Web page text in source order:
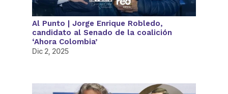
Al Punto | Jorge Enrique Robledo,
candidato al Senado de la coalición
‘Ahora Colombia’
Dic 2, 2025